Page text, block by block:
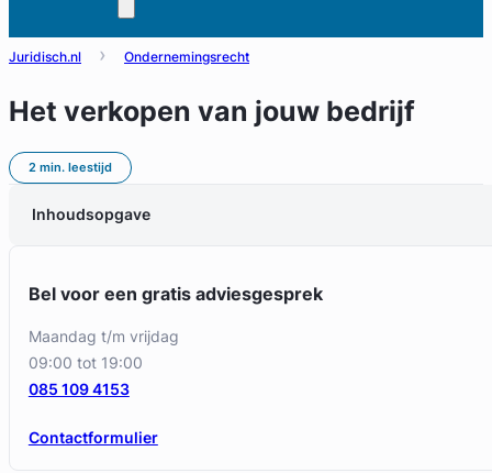
Juridisch.nl Ondernemingsrecht
Het verkopen van jouw bedrijf
2 min. leestijd
Inhoudsopgave
Bel voor een gratis adviesgesprek
maandag t/m vrijdag
09:00 tot 19:00
Contactformulier
085 109 4153